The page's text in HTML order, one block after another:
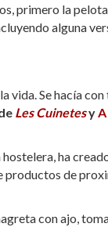
primero la
alguna
vida. Se hacía
Les Cuinetesy
ha
productos de
con ajo,